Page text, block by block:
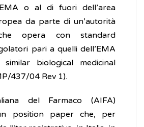
o al di fuori dell’area
da parte di un’autorità
opera con standard
pari a quelli dell’EMA
similar biological medicinal
437/04 Rev 1).
del Farmaco (AIFA)
position paper che, per